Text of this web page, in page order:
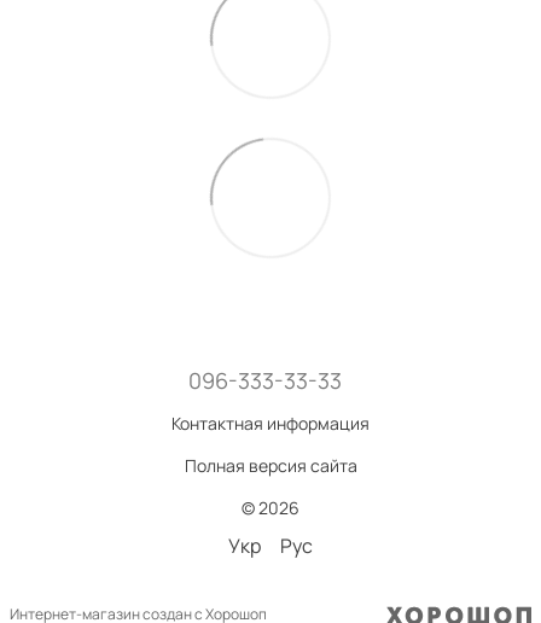
096-333-33-33
Контактная информация
Полная версия сайта
© 2026
Укр Рус
Интернет-магазин создан с Хорошоп